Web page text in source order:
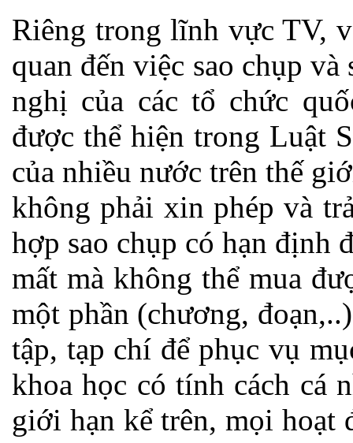
Riêng trong lĩnh vực TV,
quan đến việc sao chụp
nghị của các tổ chức
được thể hiện trong Luật
của nhiều nước trên thế
không phải xin phép và
hợp sao chụp có hạn định
mất mà không thể mua
một phần (chương,
tập, tạp chí để phục vụ
khoa học có tính cách cá
giới hạn kể trên, mọi hoạt